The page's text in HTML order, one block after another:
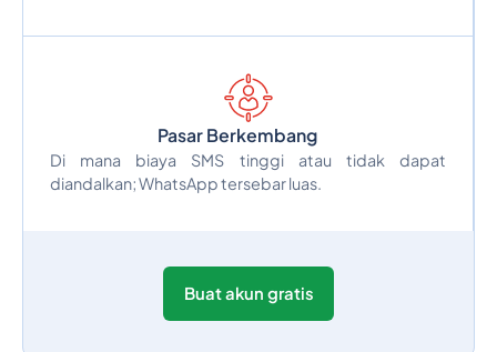
Pasar Berkembang
Di mana biaya SMS tinggi atau tidak dapat
diandalkan; WhatsApp tersebar luas.
Buat akun gratis